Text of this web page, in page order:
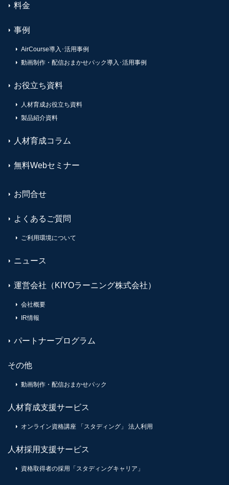
料金
事例
AirCourse導入･活用事例
動画制作・配信おまかせパック導入･活用事例
お役立ち資料
人材育成お役立ち資料
製品紹介資料
人材育成コラム
無料Webセミナー
お問合せ
よくあるご質問
ご利用環境について
ニュース
運営会社（KIYOラーニング株式会社）
会社概要
IR情報
パートナープログラム
その他
動画制作・配信おまかせパック
人材育成支援サービス
オンライン資格講座 「スタディング」 法人利用
人材採用支援サービス
資格取得者の採用「スタディングキャリア」